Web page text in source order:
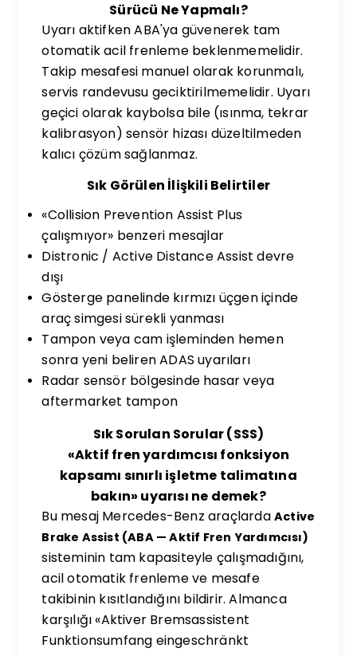
Sürücü Ne Yapmalı?
Uyarı aktifken ABA'ya güvenerek tam
otomatik acil frenleme beklenmemelidir.
Takip mesafesi manuel olarak korunmalı,
servis randevusu geciktirilmemelidir. Uyarı
geçici olarak kaybolsa bile (ısınma, tekrar
kalibrasyon) sensör hizası düzeltilmeden
kalıcı çözüm sağlanmaz.
Sık Görülen İlişkili Belirtiler
«Collision Prevention Assist Plus
çalışmıyor» benzeri mesajlar
Distronic / Active Distance Assist devre
dışı
Gösterge panelinde kırmızı üçgen içinde
araç simgesi sürekli yanması
Tampon veya cam işleminden hemen
sonra yeni beliren ADAS uyarıları
Radar sensör bölgesinde hasar veya
aftermarket tampon
Sık Sorulan Sorular (SSS)
«Aktif fren yardımcısı fonksiyon
kapsamı sınırlı işletme talimatına
bakın» uyarısı ne demek?
Bu mesaj Mercedes-Benz araçlardaActive
Brake Assist (ABA — Aktif Fren Yardımcısı)
sisteminin tam kapasiteyle çalışmadığını,
acil otomatik frenleme ve mesafe
takibinin kısıtlandığını bildirir. Almanca
karşılığı «Aktiver Bremsassistent
Funktionsumfang eingeschränkt